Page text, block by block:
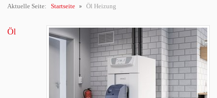
Aktuelle Seite: Startseite Öl Heizung
Öl